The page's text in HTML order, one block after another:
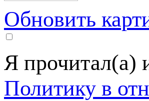
Обновить
Я
Политику в